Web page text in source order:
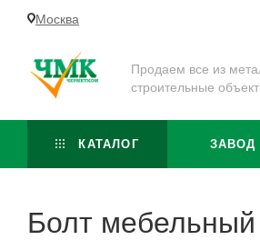
Москва
Продаем все из
строительные
КАТАЛОГ ЗАВОД
Болт